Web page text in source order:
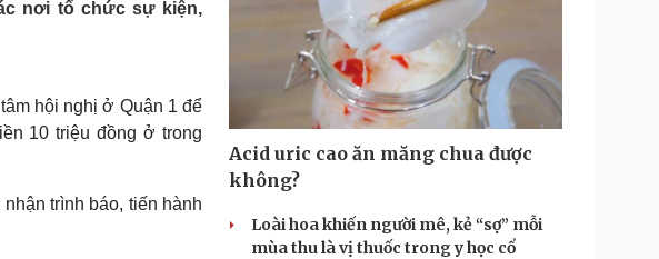
Doanh nghiệp
Thông tin doanh nghiệp
Vì cộng đồng
Công nghệ
Sành điệu
Tin Công nghệ
Trải nghiệm
Chuyển đổi số
Tư vấn
Podcast
Đọc truyện đêm khuya
Cửa sổ tình yêu
nơi tổ chức sự kiện,
hội nghị ở Quận 1 để
10 triệu đồng ở trong
trình báo, tiến hành
Acid uric cao ăn măng chua được
không?
Loài hoa khiến người mê, kẻ “sợ” mỗi
mùa thu là vị thuốc trong y học cổ